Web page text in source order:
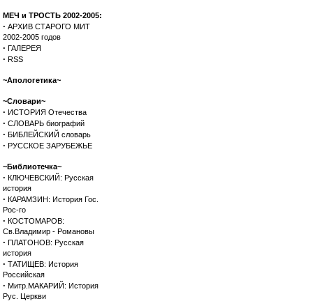
МЕЧ и ТРОСТЬ 2002-2005:
· АРХИВ СТАРОГО МИТ
2002-2005 годов
· ГАЛЕРЕЯ
· RSS
~Апологетика~
~Словари~
· ИСТОРИЯ Отечества
· СЛОВАРЬ биографий
· БИБЛЕЙСКИЙ словарь
· РУССКОЕ ЗАРУБЕЖЬЕ
~Библиотечка~
· КЛЮЧЕВСКИЙ: Русская
история
· КАРАМЗИН: История Гос.
Рос-го
· КОСТОМАРОВ:
Св.Владимир - Романовы
· ПЛАТОНОВ: Русская
история
· ТАТИЩЕВ: История
Российская
· Митр.МАКАРИЙ: История
Рус. Церкви